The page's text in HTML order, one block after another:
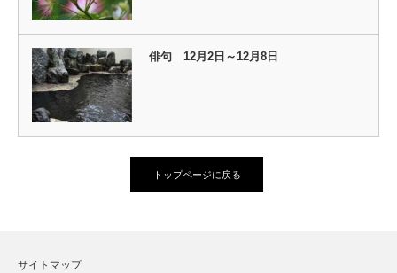
俳句 12月2日～12月8日
トップページに戻る
サイトマップ